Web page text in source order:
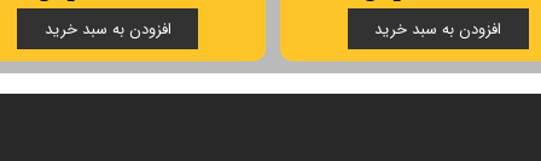
افزودن به سبد خرید افزودن به سبد خرید